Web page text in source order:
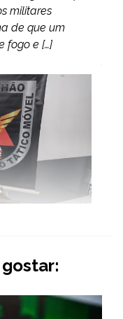
militares
de que um
fogo e […]